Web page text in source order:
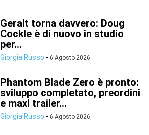
Geralt torna davvero: Doug
Cockle è di nuovo in studio
per...
Giorgia Russo - 6 Agosto 2026
Phantom Blade Zero è pronto:
sviluppo completato, preordini
e maxi trailer...
Giorgia Russo - 6 Agosto 2026